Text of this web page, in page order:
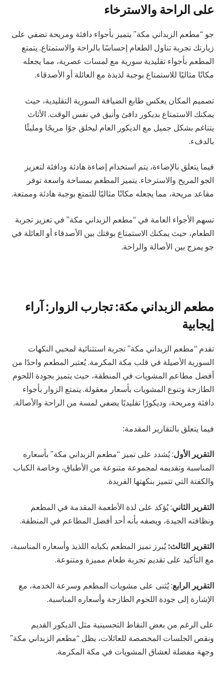
على الراحة والاسترخاء
جو “مطعم الزبداني مكة” يتميز بأجواء دافئة ومريحة تضفي على
زيارتك تجربة تناول الطعام إحساسًا بالراحة والاستمتاع. يتمتع
المطعم بأجواء تقليدية سورية مع لمسات عصرية، مما يجعله
مكانًا مثاليًا للاستمتاع بوجبة لذيذة مع العائلة أو الأصدقاء.
تصميم المكان يعكس طابع الضيافة السورية التقليدية، حيث
يمكنك الاستمتاع بديكور دافئ وأنيق في نفس الوقت. الأثاث
يتناغم بشكل جميل مع الديكور العام ليخلق جوًا مريحًا ومليئًا
بالدفء.
فيما يتعلق بالإضاءة، يتم استخدام إضاءة هادئة ودافئة لتعزيز
الجو المريح والاسترخاء. يتميز المطعم بمساحة واسعة توفر
مقاعد مريحة، مما يجعله مكانًا مثاليًا للتمتع بوجبة هادئة وممتعة.
تسهم الأجواء العامة في “مطعم الزبداني مكة” في تعزيز تجربة
الطعام، حيث يمكنك الاستمتاع بوقتك بين الأصدقاء أو العائلة في
جو يمزج بين الأصالة والراحة.
مطعم الزبداني مكة: تجارب الزوار: آراء
إيجابية
تقدم “مطعم الزبداني مكة” تجربة استثنائية لمحبي النكهات
السورية الأصيلة في قلب مكة المكرمة. يُعتبر المطعم واحدًا من
أفضل مطاعم المشويات في المنطقة، حيث يتميز بجودة اللحوم
الطازجة وتنوع المشويات بأسعار معقولة. يتمتع الزوار بأجواء
دافئة ومريحة، وديكورًا تقليديًا يضفي لمسة من الراحة والأصالة.
فيما يتعلق بالتقارير المقدمة:
التقرير الأول: يُشدد على تميز “مطعم الزبداني مكة” بأسعاره
المناسبة وتقديمه لمجموعة متنوعة من الأطباق، وخاصة الكباب
والكفتة التي تتميز بنكهتها الفريدة.
التقرير الثاني: يُؤكد على لذة الأطعمة المقدمة في المطعم
ونظافته الجيدة، ويصفه بأنه أحد أفضل المطاعم في المنطقة.
التقرير الثالث: يُبرز تميز المطعم بكبابه اللذيذ وأسعاره المناسبة،
مع التأكيد على تقديم تجربة طعام مميزة ومتنوعة.
التقرير الرابع: يُثنى على مشويات المطعم وسرعة الخدمة، مع
الإشارة إلى جودة اللحوم الطازجة وأسعاره المناسبة.
على الرغم من بعض النقاط التحسينية مثل الديكور القديم
ونقص الجلسات المخصصة للعائلات، يظل “مطعم الزبداني مكة”
وجهة مفضلة لعشاق المشويات في مكة المكرمة.